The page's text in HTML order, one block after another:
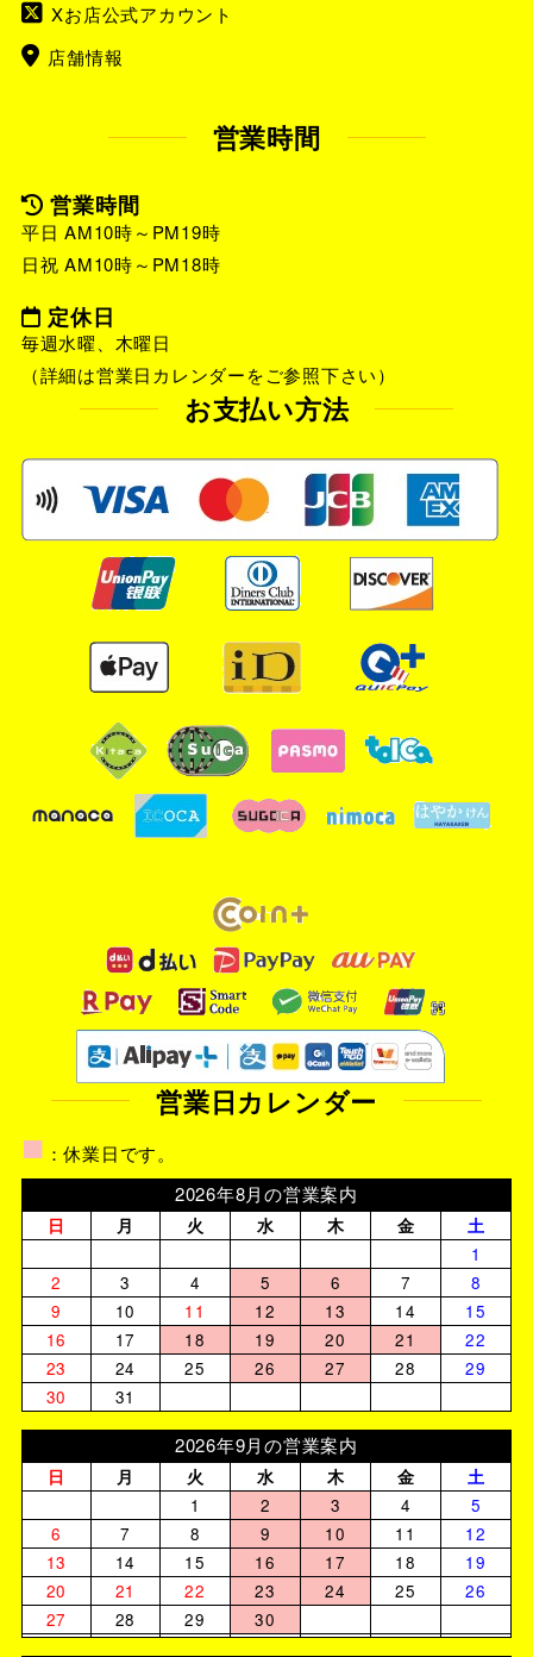
Xお店公式アカウント
店舗情報
営業時間
営業時間
平日 AM10時～PM19時
日祝 AM10時～PM18時
定休日
毎週水曜、木曜日
（詳細は営業日カレンダーをご参照下さい）
お支払い方法
営業日カレンダー
■ ：休業日です。
2026年8月の営業案内
日 月 火 水 木 金
土
1
2
3 4 5 6 7
8
9
10 11 12 13 14
15
16
17 18 19 20 21
22
23
24 25 26 27 28
29
30
31
2026年9月の営業案内
日 月 火 水 木 金
土
1
2 3 4
5
6
7 8 9 10 11
12
13
14 15 16 17 18
19
20
21 22 23 24 25
26
27
28 29 30